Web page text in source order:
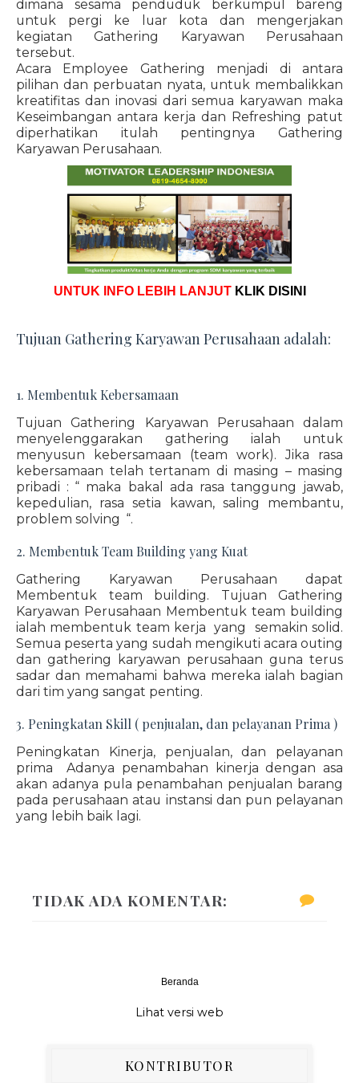
dimana sesama penduduk berkumpul bareng
untuk pergi ke luar kota dan mengerjakan
kegiatan Gathering Karyawan Perusahaan
tersebut.
Acara Employee Gathering menjadi di antara
pilihan dan perbuatan nyata, untuk membalikkan
kreatifitas dan inovasi dari semua karyawan maka
Keseimbangan antara kerja dan Refreshing patut
diperhatikan itulah pentingnya Gathering
Karyawan Perusahaan.
UNTUK INFO LEBIH LANJUT KLIK DISINI
Tujuan Gathering Karyawan Perusahaan adalah:
1. Membentuk Kebersamaan
Tujuan Gathering Karyawan Perusahaan dalam
menyelenggarakan gathering ialah untuk
menyusun kebersamaan (team work). Jika rasa
kebersamaan telah tertanam di masing – masing
pribadi : “ maka bakal ada rasa tanggung jawab,
kepedulian, rasa setia kawan, saling membantu,
problem solving “.
2. Membentuk Team Building yang Kuat
Gathering Karyawan Perusahaan dapat
Membentuk team building. Tujuan Gathering
Karyawan Perusahaan Membentuk team building
ialah membentuk team kerja yang semakin solid.
Semua peserta yang sudah mengikuti acara outing
dan gathering karyawan perusahaan guna terus
sadar dan memahami bahwa mereka ialah bagian
dari tim yang sangat penting.
3. Peningkatan Skill ( penjualan, dan pelayanan Prima )
Peningkatan Kinerja, penjualan, dan pelayanan
prima Adanya penambahan kinerja dengan asa
akan adanya pula penambahan penjualan barang
pada perusahaan atau instansi dan pun pelayanan
yang lebih baik lagi.
TIDAK ADA KOMENTAR:
Beranda
Lihat versi web
KONTRIBUTOR